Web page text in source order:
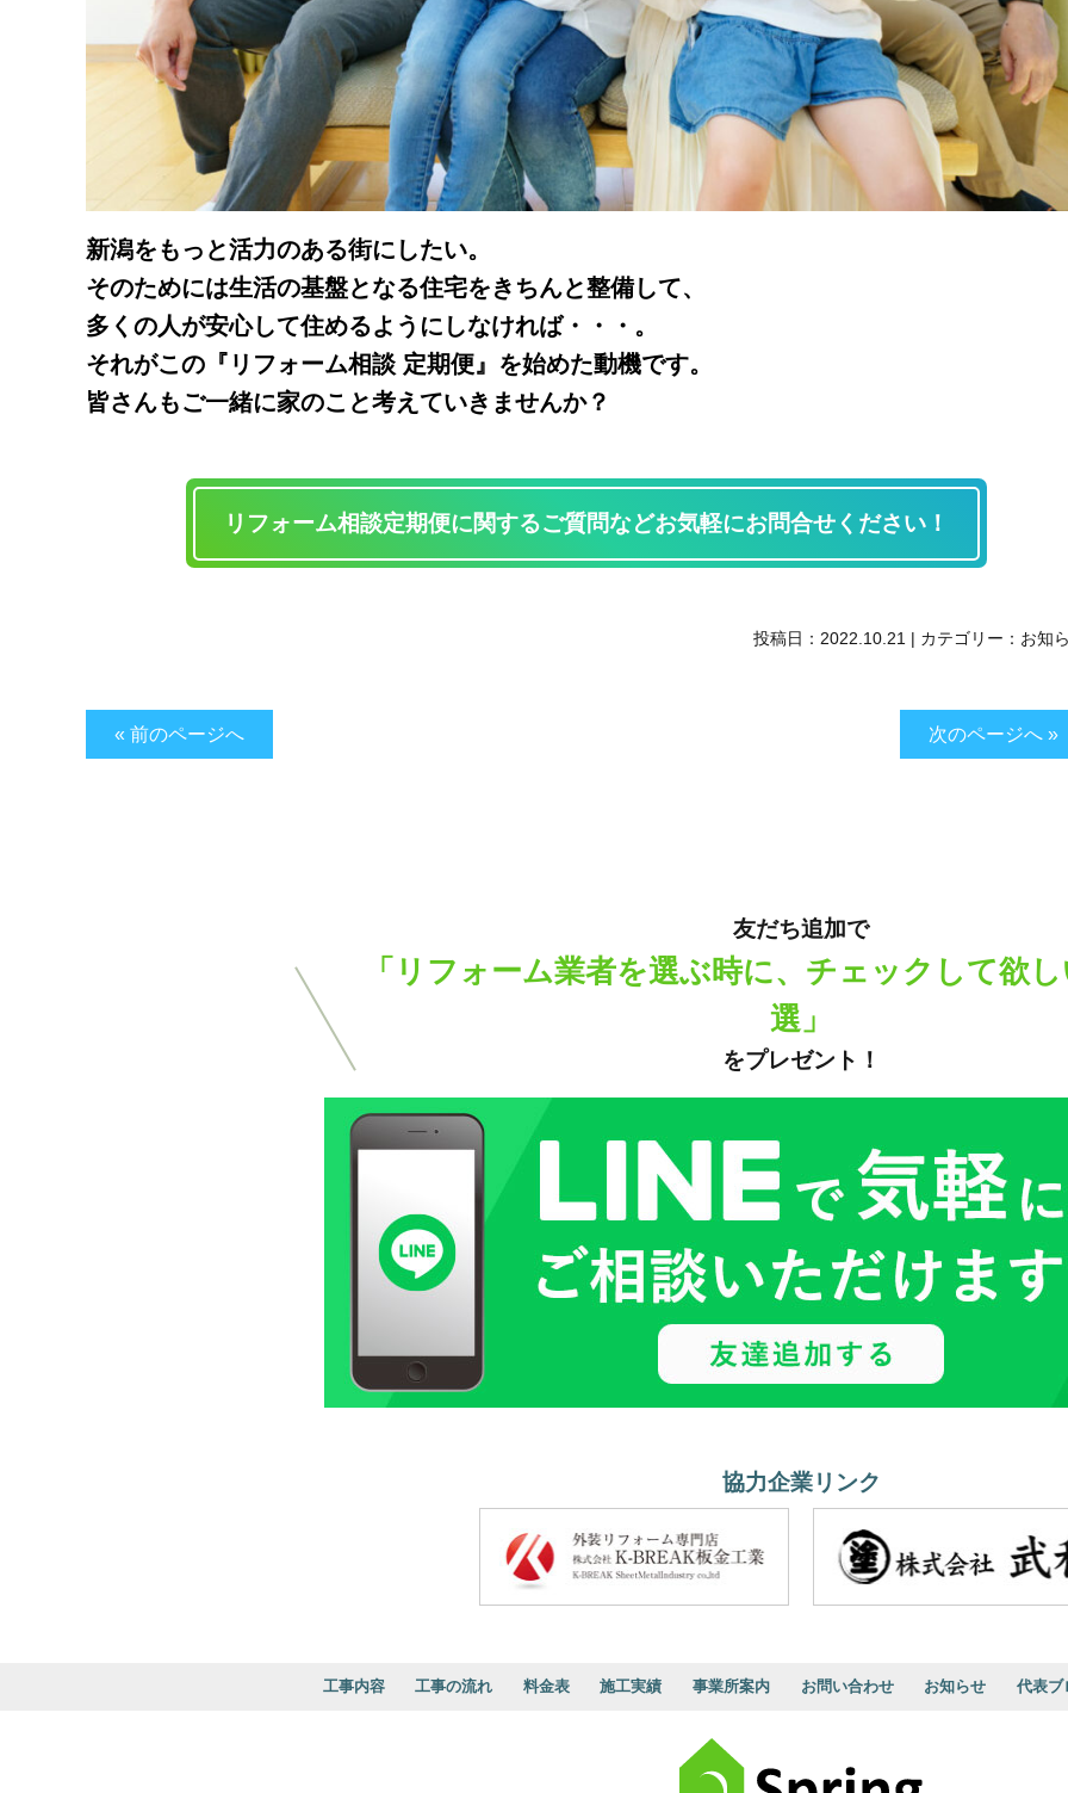
新潟をもっと活力のある街にしたい。
そのためには生活の基盤となる住宅をきちんと整備して、
多くの人が安心して住めるようにしなければ・・・。
それがこの『リフォーム相談 定期便』を始めた動機です。
皆さんもご一緒に家のこと考えていきませんか？
リフォーム相談定期便に関するご質問などお気軽にお問合せください！
投稿日： 2022.10.21 | カテゴリー： お知
« 前のページへ 次のページへ »
友だち追加で
「リフォーム業者を選ぶ時に、チェックして欲
選」
をプレゼント！
協力企業リンク
工事内容 工事の流れ 料金表 施工実績 事業所案内 お問い合わせ お知らせ 代表ブ